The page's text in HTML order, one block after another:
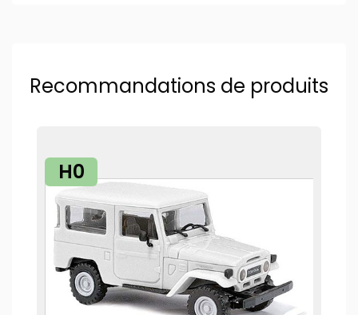
Recommandations de produits
H0